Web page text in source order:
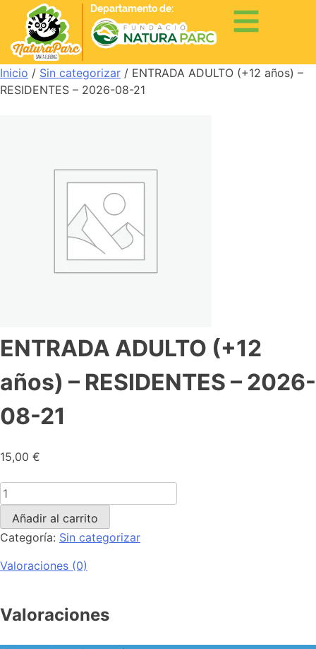
Departamento de:
Inicio / Sin categorizar / ENTRADA ADULTO (+12 años) –
RESIDENTES – 2026-08-21
ENTRADA ADULTO (+12
años) – RESIDENTES – 2026-
08-21
15,00 €
Añadir al carrito
Categoría: Sin categorizar
Valoraciones (0)
Valoraciones